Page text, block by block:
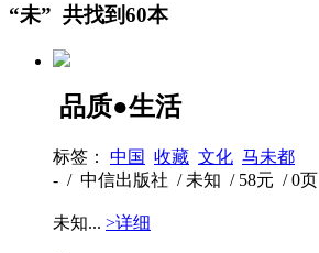
“未” 共找到60本
品质●生活
标签： 中国 收藏 文化 马未都
- / 中信出版社 / 未知 / 58元 / 0页
未知... >详细